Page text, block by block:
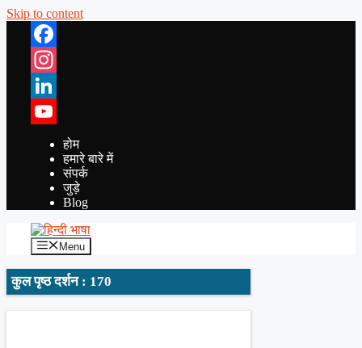
Skip to content
Facebook
Instagram
LinkedIn
YouTube
होम
हमारे बारे में
संपर्क
जुड़े
Blog
Menu
कुल पृष्ठ दर्शन : 170